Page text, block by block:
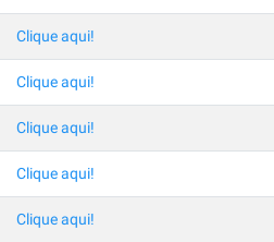
Clique aqui!
Clique aqui!
Clique aqui!
Clique aqui!
Clique aqui!